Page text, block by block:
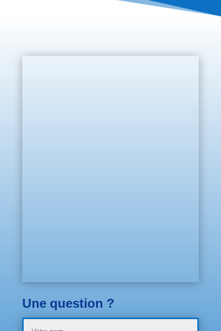
Une question ?